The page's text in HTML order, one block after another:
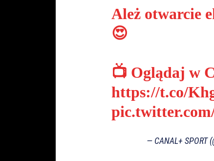
Ależ otwarcie
😍
📺 Oglądaj w
https://t.co/
— CANAL+ SPORT